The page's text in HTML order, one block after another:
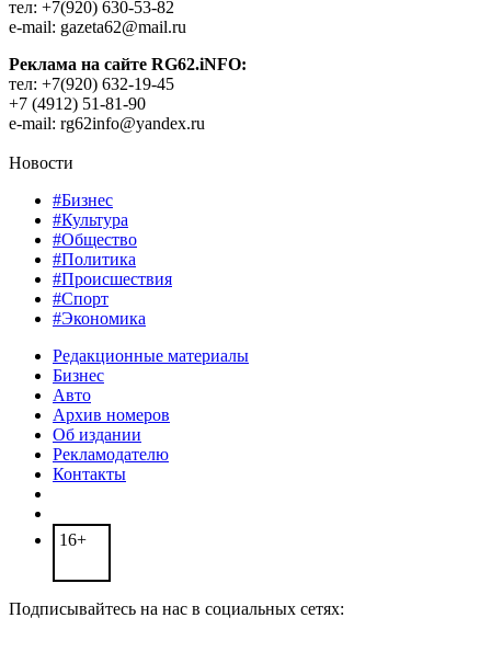
тел: +7(920) 630-53-82
e-mail: gazeta62@mail.ru
Реклама на сайте RG62.iNFO:
тел: +7(920) 632-19-45
+7 (4912) 51-81-90
e-mail: rg62info@yandex.ru
Новости
#Бизнес
#Культура
#Общество
#Политика
#Происшествия
#Спорт
#Экономика
Редакционные материалы
Бизнес
Авто
Архив номеров
Об издании
Рекламодателю
Контакты
16+
Подписывайтесь на нас в социальных сетях: